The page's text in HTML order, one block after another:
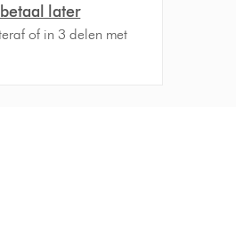
later
of in 3 delen met